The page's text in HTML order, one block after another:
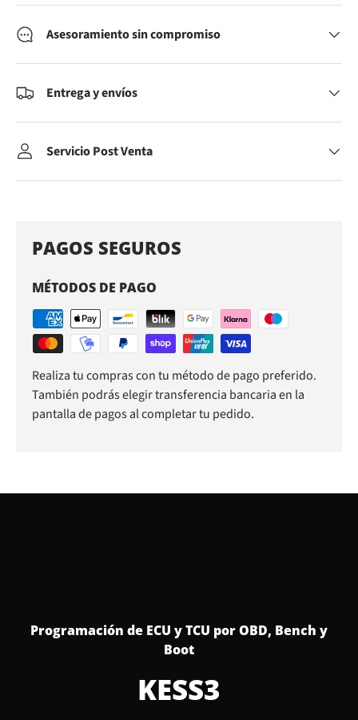
Asesoramiento sin compromiso
Entrega y envíos
Servicio Post Venta
PAGOS SEGUROS
MÉTODOS DE PAGO
Realiza tu compras con tu método de pago preferido.
También podrás elegir transferencia bancaria en la
pantalla de pagos al completar tu pedido.
Programación de ECU y TCU por OBD, Bench y
Boot
KESS3